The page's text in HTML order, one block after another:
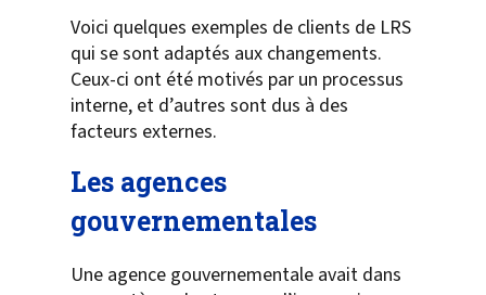
Voici quelques exemples de clients de LRS
qui se sont adaptés aux changements.
Ceux-ci ont été motivés par un processus
interne, et d’autres sont dus à des
facteurs externes.
Les agences
gouvernementales
Une agence gouvernementale avait dans